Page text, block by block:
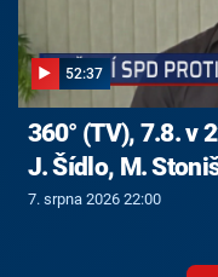
52:37
360° (TV), 7.8. v
J. Šídlo, M.
7. srpna 2026 22:00